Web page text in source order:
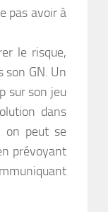
pas avoir à
le risque,
son GN. Un
sur son jeu
dans
on peut se
prévoyant